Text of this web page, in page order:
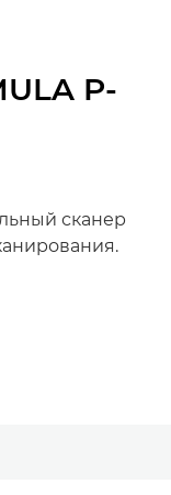
P-
сканер